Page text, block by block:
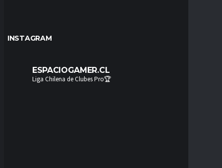
INSTAGRAM
ESPACIOGAMER.CL
Liga Chilena de Clubes Pro🏆